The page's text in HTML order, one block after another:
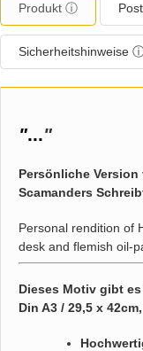
Produkt ⓘ
Sicherheitshinweise
"..."
Persönliche
Scamanders
Personal rendition of
desk and flemish oil-
Dieses Motiv gibt
Din A3 / 29,5 x